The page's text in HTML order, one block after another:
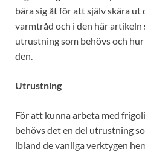
bära sig åt för att själv skära
varmtråd och i den här artikeln
utrustning som behövs och
den.
Utrustning
För att kunna arbeta med
behövs det en del utrustning
ibland de vanliga verktygen